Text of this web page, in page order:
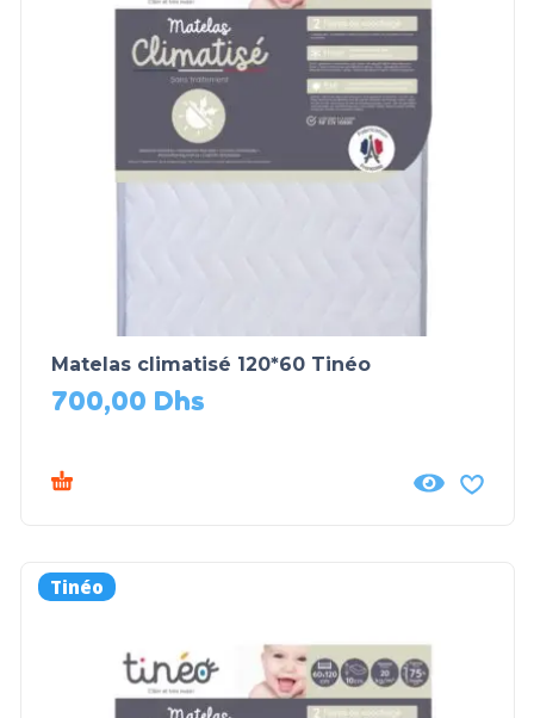
Matelas climatisé 120*60 Tinéo
700,00 Dhs
Tinéo